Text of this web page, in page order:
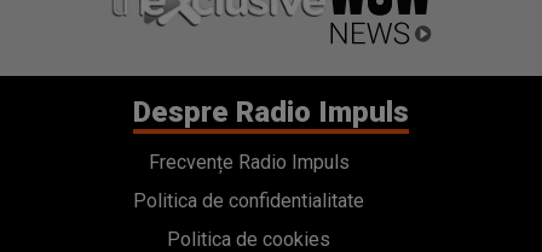
Despre Radio Impuls
Frecvențe Radio Impuls
Politica de confidentialitate
Politica de cookies